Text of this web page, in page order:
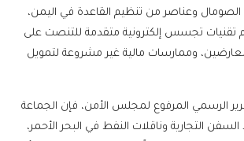
وعناصر من تنظيم القاعدة في اليمن،
تجسس إلكترونية متقدمة للتنصت على
وممارسات مالية غير مشروعة لتمويل
الرسمي المرفوع لمجلس الأمن، فإن الجماعة
التجارية وناقلات النفط في البحر الأحمر،